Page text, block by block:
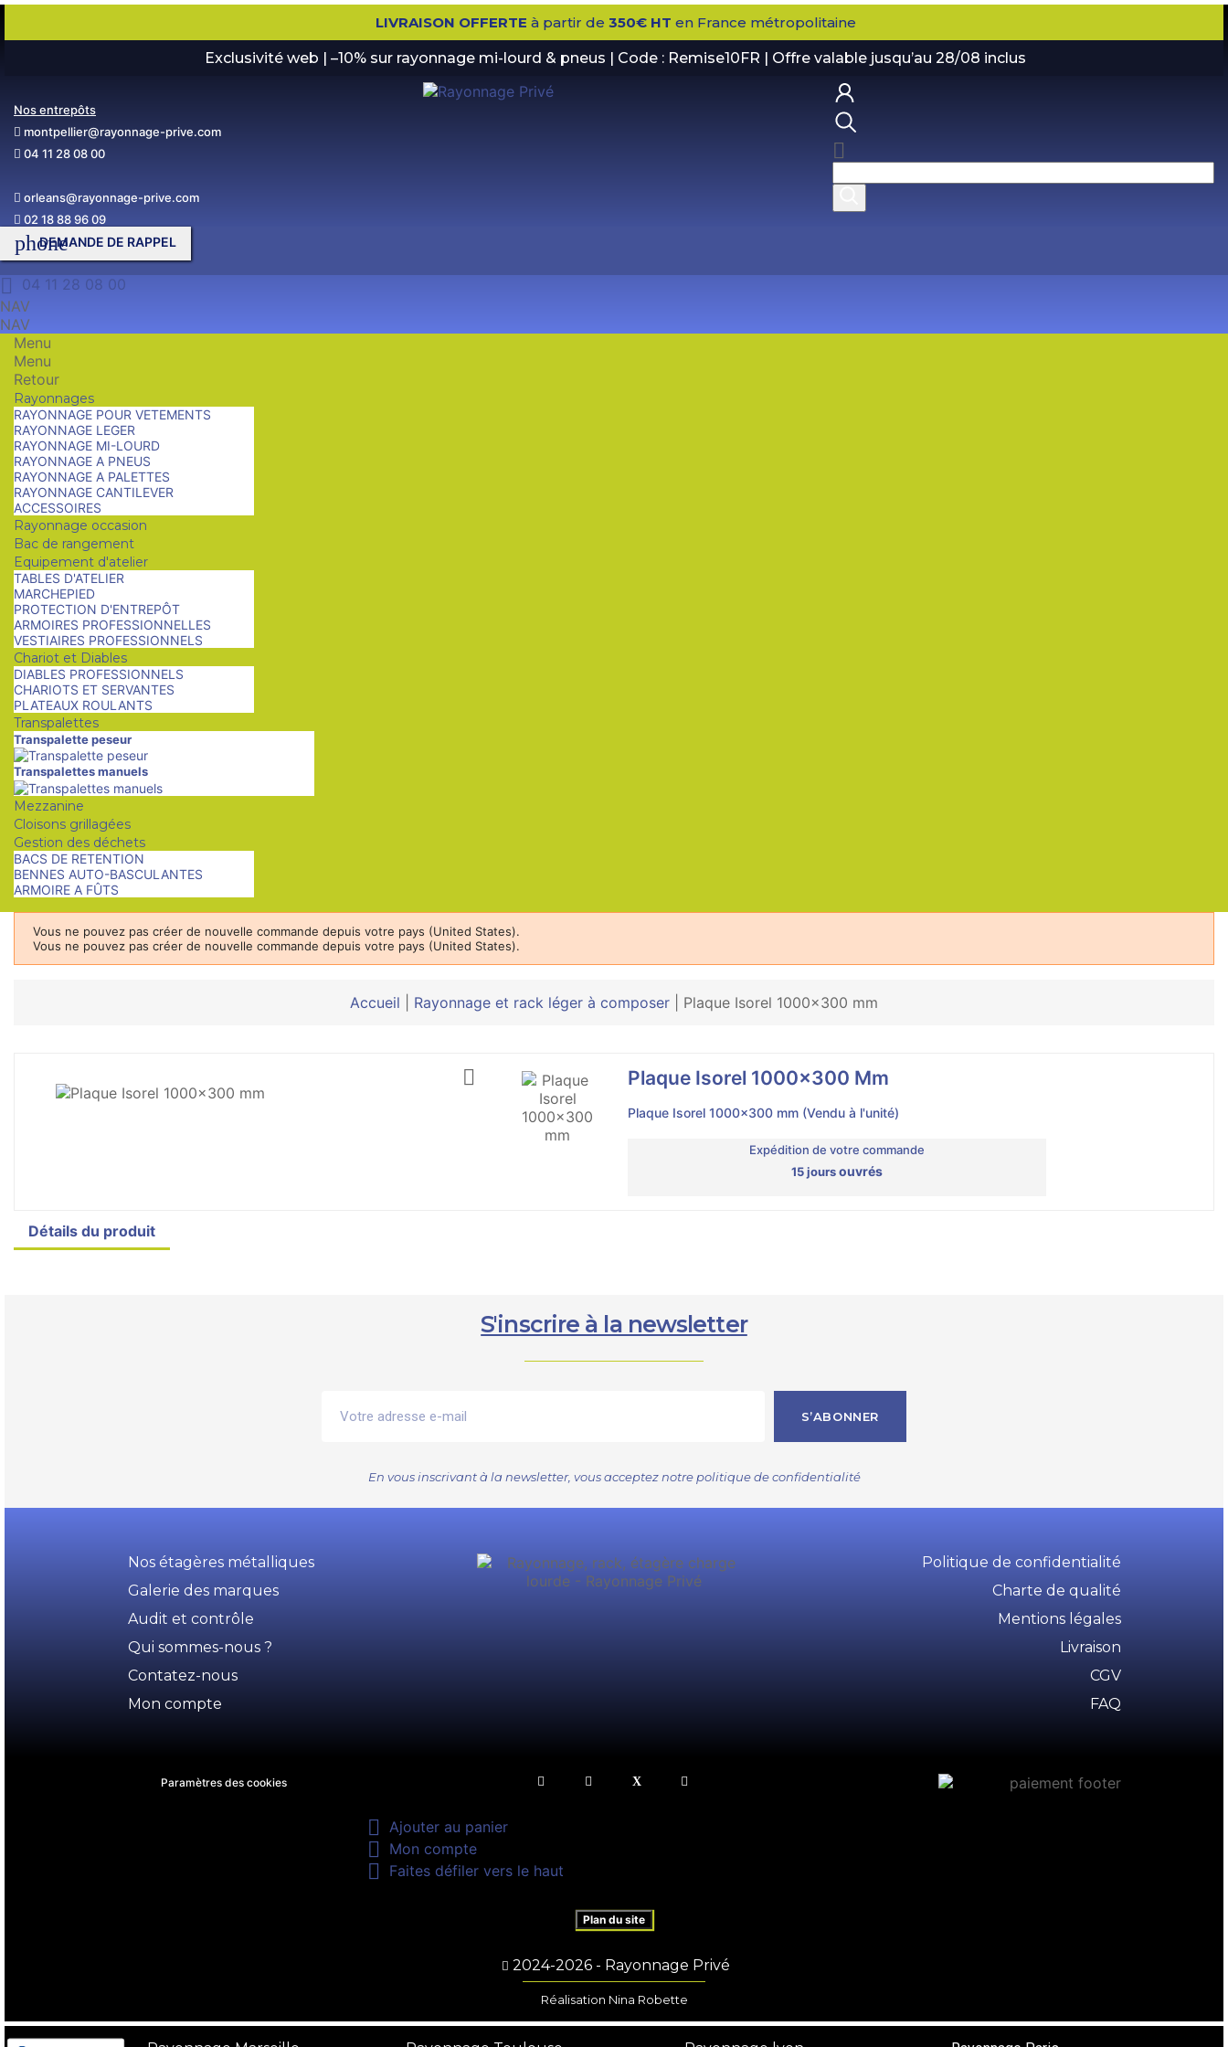
LIVRAISON OFFERTE à partir de 350€ HT en France métropolitaine
Exclusivité web | –10% sur rayonnage mi-lourd & pneus | Code : Remise10FR | Offre valable jusqu’au 28/08 inclus
Nos entrepôts
montpellier@rayonnage-prive.com
04 11 28 08 00
orleans@rayonnage-prive.com
02 18 88 96 09

phone
DEMANDE DE RAPPEL

04 11 28 08 00
NAV
NAV
Menu
Menu
Retour
Rayonnages
RAYONNAGE POUR VETEMENTS
RAYONNAGE LEGER
RAYONNAGE MI-LOURD
RAYONNAGE A PNEUS
RAYONNAGE A PALETTES
RAYONNAGE CANTILEVER
ACCESSOIRES
Rayonnage occasion
Bac de rangement
Equipement d'atelier
TABLES D'ATELIER
MARCHEPIED
PROTECTION D'ENTREPÔT
ARMOIRES PROFESSIONNELLES
VESTIAIRES PROFESSIONNELS
Chariot et Diables
DIABLES PROFESSIONNELS
CHARIOTS ET SERVANTES
PLATEAUX ROULANTS
Transpalettes
Transpalette peseur
Transpalettes manuels
Mezzanine
Cloisons grillagées
Gestion des déchets
BACS DE RETENTION
BENNES AUTO-BASCULANTES
ARMOIRE A FÛTS
Vous ne pouvez pas créer de nouvelle commande depuis votre pays (United States).
Vous ne pouvez pas créer de nouvelle commande depuis votre pays (United States).
Accueil Rayonnage et rack léger à composer Plaque Isorel 1000x300 mm
 Plaque Isorel 1000x300 Mm
Plaque Isorel 1000x300 mm (Vendu à l'unité)
Expédition de votre commande
15 joursouvrés
Détails du produit
S'inscrire à la newsletter
S’ABONNER
En vous inscrivant à la newsletter, vous acceptez notre politique de confidentialité
Nos étagères métalliques
Galerie des marques
Audit et contrôle
Qui sommes-nous ?
Contatez-nous
Mon compte
Politique de confidentialité
Charte de qualité
Mentions légales
Livraison
CGV
FAQ
Paramètres des cookies
 Ajouter au panier
 Mon compte
 Faites défiler vers le haut
Plan du site
2024-2026 - Rayonnage Privé
Réalisation Nina Robette